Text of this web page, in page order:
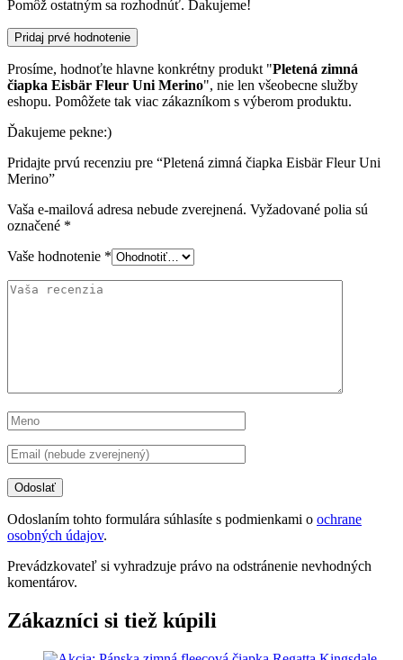
Pomôž ostatným sa rozhodnúť. Ďakujeme!
Pridaj prvé hodnotenie
Prosíme, hodnoťte hlavne konkrétny produkt "Pletená zimná
čiapka Eisbär Fleur Uni Merino", nie len všeobecne služby
eshopu. Pomôžete tak viac zákazníkom s výberom produktu.
Ďakujeme pekne:)
Pridajte prvú recenziu pre “Pletená zimná čiapka Eisbär Fleur Uni
Merino”
Vaša e-mailová adresa nebude zverejnená. Vyžadované polia sú
označené *
Vaše hodnotenie *
Odoslaním tohto formulára súhlasíte s podmienkami o ochrane
osobných údajov.
Prevádzkovateľ si vyhradzuje právo na odstránenie nevhodných
komentárov.
Zákazníci si tiež kúpili